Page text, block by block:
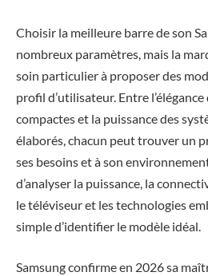
Choisir la meilleure barre de son
nombreux paramètres, mais la
soin particulier à proposer des
profil d’utilisateur. Entre
compactes et la puissance des
élaborés, chacun peut trouver un
ses besoins et à son
d’analyser la puissance, la
le téléviseur et les technologies
simple d’identifier le modèle idéal.
Samsung confirme en 2026 sa